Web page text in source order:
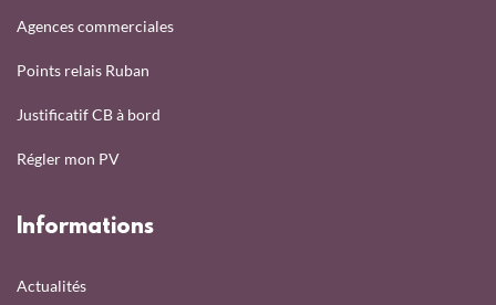
Agences commerciales
Points relais Ruban
Justificatif CB à bord
Régler mon PV
Informations
Actualités